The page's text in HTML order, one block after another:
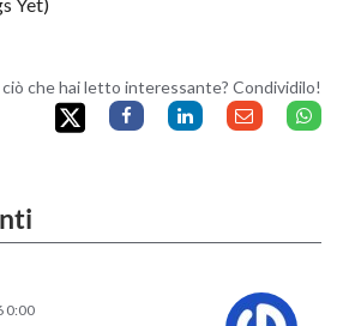
che hai letto interessante? Condividilo!
0:00